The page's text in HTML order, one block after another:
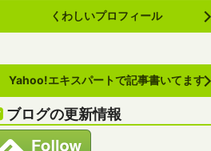
くわしいプロフィール
Yahoo!エキスパートで記事書いてます
ブログの更新情報